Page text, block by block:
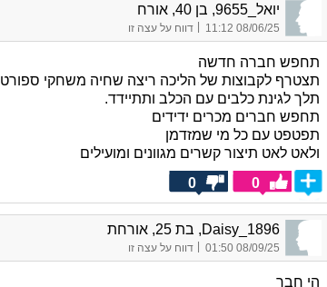
יואל_9655, בן 40, אורח
08/06/25 11:12
| דווח על עצה זו
תחפש חברה חדשה
תצטרף לקבוצות של הליכה ריצה שחיה משחקי ספורט
תלך לגינת כלבים עם הכלב ותתיידד.
תחפש חברים מכרים ידידים
תפטפט עם כל מי שמזדמן
ולאט לאט תיצור קשרים מגוונים ומועילים
0
0
Daisy_1896, בת 25, אורחת
08/09/25 01:50 דווח על עצה זו
הי חבר